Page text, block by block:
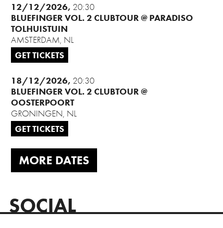
12/12/2026 20:30
BLUEFINGER VOL. 2 CLUBTOUR @ PARADISO
TOLHUISTUIN
AMSTERDAM, NL
GET TICKETS
18/12/2026 20:30
BLUEFINGER VOL. 2 CLUBTOUR @
OOSTERPOORT
GRONINGEN, NL
GET TICKETS
MORE DATES
SOCIAL